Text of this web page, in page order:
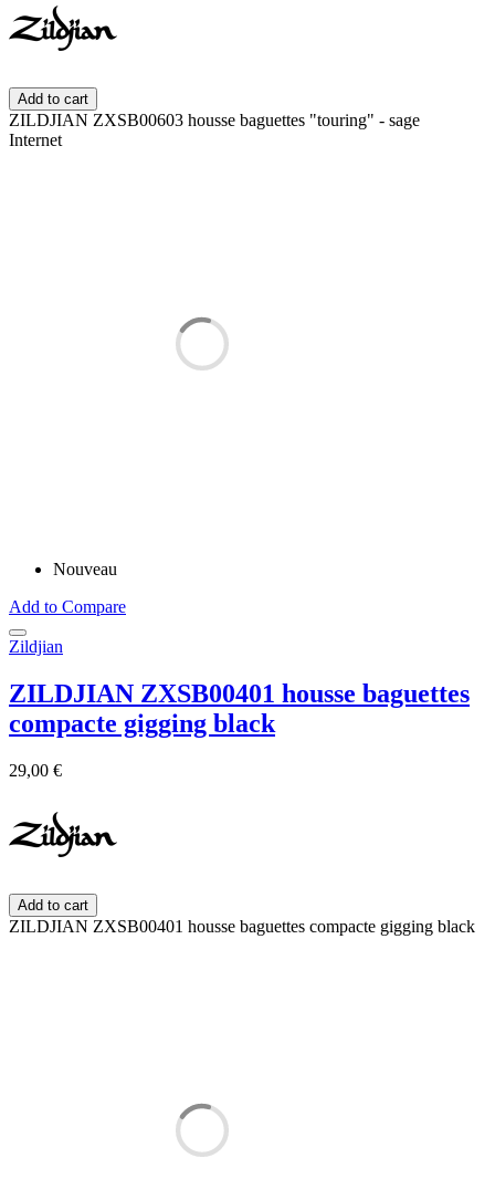
Add to cart
ZILDJIAN ZXSB00603 housse baguettes "touring" - sage
Internet
Nouveau
Add to Compare
Zildjian
ZILDJIAN ZXSB00401 housse baguettes
compacte gigging black
29,00 €
Add to cart
ZILDJIAN ZXSB00401 housse baguettes compacte gigging black